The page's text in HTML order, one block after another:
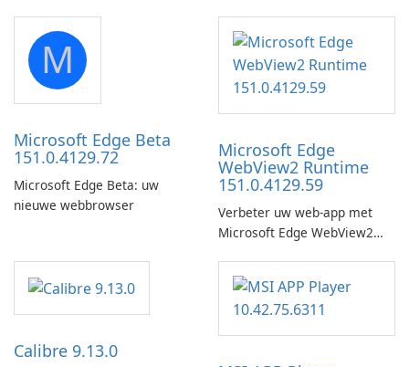
portable media on any
computer running Microsoft
Windows.
M
Microsoft Edge Beta
151.0.4129.72
Microsoft Edge Beta: uw
nieuwe webbrowser
Microsoft Edge
WebView2 Runtime
151.0.4129.59
Verbeter uw web-app met
Microsoft Edge WebView2
Calibre 9.13.0